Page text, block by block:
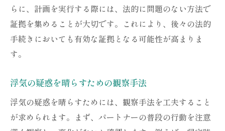
らに、計画を実行する際には、法的に問題のない方法で
証拠を集めることが大切です。これにより、後々の法的
手続きにおいても有効な証拠となる可能性が高まりま
す。
浮気の疑惑を晴らすための観察手法
浮気の疑惑を晴らすためには、観察手法を工夫すること
が求められます。まず、パートナーの普段の行動を注意